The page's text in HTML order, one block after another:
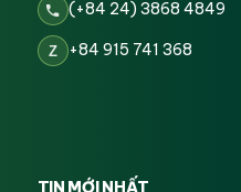
(+84 24) 3868 4849
Z +84 915 741 368